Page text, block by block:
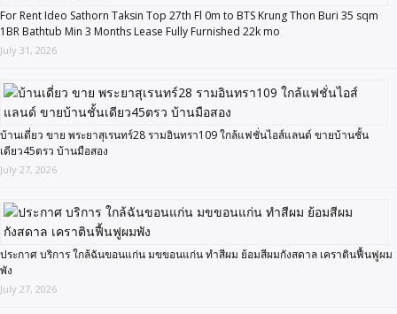
For Rent Ideo Sathorn Taksin Top 27th Fl 0m to BTS Krung Thon Buri 35 sqm
1BR Bathtub Min 3 Months Lease Fully Furnished 22k mo
July 31, 2026
บ้านเดี่ยว ขาย พระยาสุเรนทร์28 รามอินทรา109 ใกล้แฟชั่นไอส์แลนด์ ขายบ้านชั้น
เดียว45ตรว บ้านมือสอง
July 27, 2026
ประกาศ บริการ ใกล้ฉันขอนแก่น มขขอนแก่น ทำสีผม ย้อมสีผมกังสดาล เคราตินฟื้นฟูผม
พัง
July 27, 2026